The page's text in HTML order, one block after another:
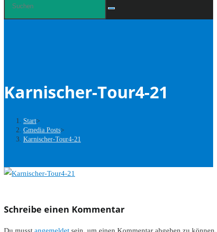
umschalten
Karnischer-Tour4-21
Start>
Gmedia Posts>
Karnischer-Tour4-21
Schreibe einen Kommentar
Du musst angemeldet sein, um einen Kommentar abgeben zu können.